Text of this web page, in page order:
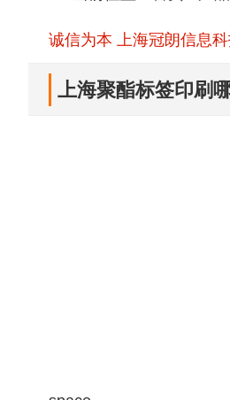
诚信为本 上海冠朗信息
上海聚酯标签印刷